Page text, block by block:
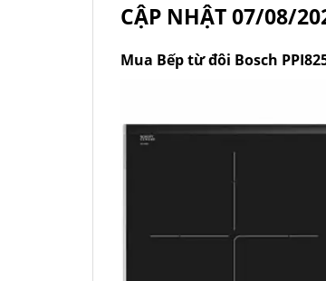
CẬP NHẬT 07/08/
Mua Bếp từ đôi Bosch